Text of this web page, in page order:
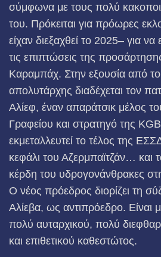
σύμφωνα με τους πολύ
του. Πρόκειται για πρόωρες
είχαν διεξαχθεί το 2025– για
τις επιπτώσεις της
Καραμπάχ. Στην εξουσία από
απολυτάρχης διαδέχεται τον
Αλίεφ, έναν απαράτσικ μέλος
Γραφείου και στρατηγό της
εκμεταλλευτεί το τέλος της
κεφάλι του Αζερμπαϊτζάν… και
κέρδη του υδρογονάνθρακες
Ο νέος πρόεδρος διορίζει τη
Αλίεβα, ως αντιπρόεδρο. Είναι
πολύ αυταρχικού, πολύ
και επιθετικού καθεστώτος.